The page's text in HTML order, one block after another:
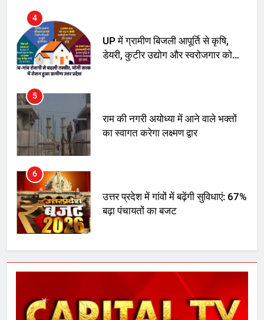
4
UP में ग्रामीण बिजली आपूर्ति से कृषि,
डेयरी, कुटीर उद्योग और स्वरोजगार को
5
राम की नगरी अयोध्या में आने वाले भक्तों
का स्वागत करेगा लक्ष्मण द्वार
6
उत्तर प्रदेश में गांवों में बढ़ेंगी सुविधाएं: 67%
बढ़ा पंचायतों का बजट
7
गाजा युद्धविराम को लेकर बड़ी खबरें